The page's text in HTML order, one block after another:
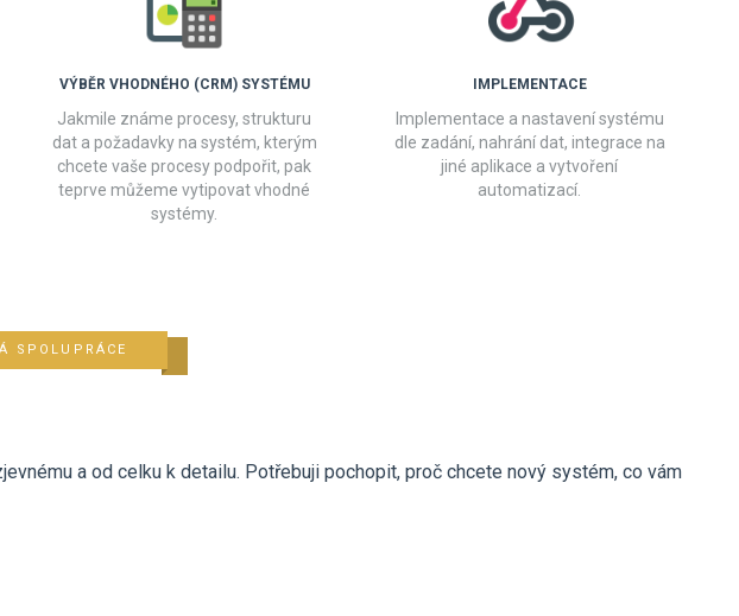
VÝBĚR VHODNÉHO (CRM) SYSTÉMU
Jakmile známe procesy, strukturu
dat a požadavky na systém, kterým
chcete vaše procesy podpořit, pak
teprve můžeme vytipovat vhodné
systémy.
IMPLEMENTACE
Implementace a nastavení systému
dle zadání, nahrání dat, integrace na
jiné aplikace a vytvoření
automatizací.
SPOLUPRÁCE
a od celku k detailu. Potřebuji pochopit, proč chcete nový systém, co vám